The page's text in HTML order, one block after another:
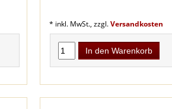
* inkl. MwSt., zzgl.Versandkosten
In den Warenkorb